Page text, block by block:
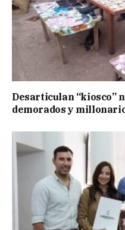
Desarticulan “kiosco”
demorados y